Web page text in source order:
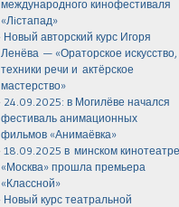
международного кинофестиваля
«Лiстапад»
Новый авторский курс Игоря
Ленёва — «Ораторское искусство,
техники речи и актёрское
мастерство»
24.09.2025: в Могилёве начался
фестиваль анимационных
фильмов «Анимаёвка»
18.09.2025 в минском
«Москва» прошла премьера
«Классной»
Новый курс театральной